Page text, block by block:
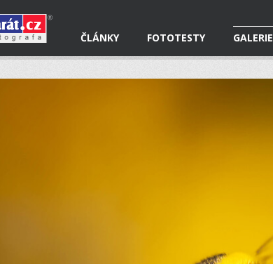
ČLÁNKY FOTOTESTY GALERIE